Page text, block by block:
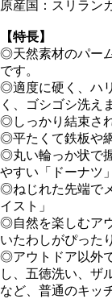
原産国：スリラン
【特長】
◎天然素材のパー
です。
◎適度に硬く、ハ
く、ゴシゴシ洗え
◎しっかり結束さ
◎平たくて鉄板や
◎丸い輪っか状で
やすい「ドーナツ」
◎ねじれた先端で
イスト」
◎自然を楽しむア
いたわしがぴった
◎アウトドア以外
し、五徳洗い、ザ
など、普通のキッ